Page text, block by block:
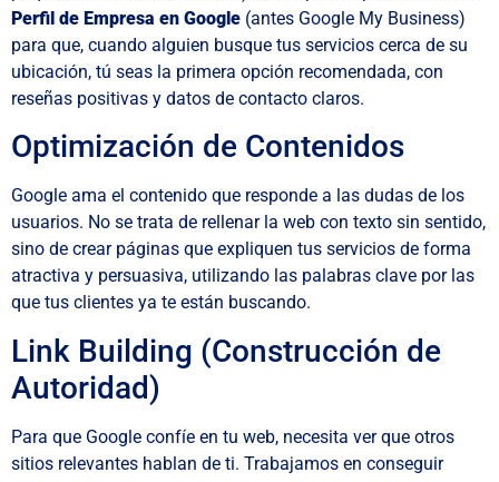
Perfil de Empresa en Google (antes Google My Business)
para que, cuando alguien busque tus servicios cerca de su
ubicación, tú seas la primera opción recomendada, con
reseñas positivas y datos de contacto claros.
Optimización de Contenidos
Google ama el contenido que responde a las dudas de los
usuarios. No se trata de rellenar la web con texto sin sentido,
sino de crear páginas que expliquen tus servicios de forma
atractiva y persuasiva, utilizando las palabras clave por las
que tus clientes ya te están buscando.
Link Building (Construcción de
Autoridad)
Para que Google confíe en tu web, necesita ver que otros
sitios relevantes hablan de ti. Trabajamos en conseguir